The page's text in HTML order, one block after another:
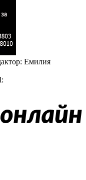
Емилия